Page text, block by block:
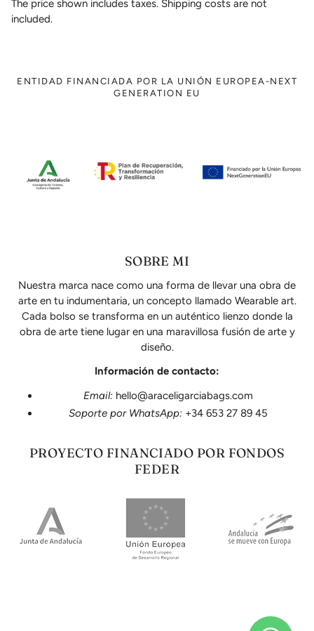
The price shown includes taxes. Shipping costs are not
included.
ENTIDAD FINANCIADA POR LA UNIÓN EUROPEA-NEXT
GENERATION EU
SOBRE MI
Nuestra marca nace como una forma de llevar una obra de
arte en tu indumentaria, un concepto llamado Wearable art.
Cada bolso se transforma en un auténtico lienzo donde la
obra de arte tiene lugar en una maravillosa fusión de arte y
diseño.
Información de contacto:
Email: hello@araceligarciabags.com
Soporte por WhatsApp: +34 653 27 89 45
PROYECTO FINANCIADO POR FONDOS
FEDER